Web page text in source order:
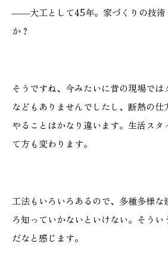
――大工として45年。家づくりの技術
か？
そうですね、今みたいに昔の現場で
などもありませんでしたし、断熱の
やることはかなり違います。生活スタ
て方も変わります。
工法もいろいろあるので、多種多様な
ろ知っていかないといけない。そう
だなと感じます。